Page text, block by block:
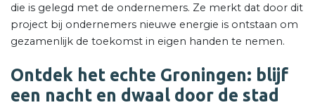
die is gelegd met de ondernemers. Ze merkt dat door dit
project bij ondernemers nieuwe energie is ontstaan om
gezamenlijk de toekomst in eigen handen te nemen.
Ontdek het echte Groningen: blijf
een nacht en dwaal door de stad